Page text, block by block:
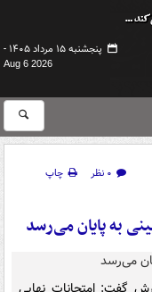
پنجشنبه ۱۵ مرداد ۱۴۰۵ -
Aug 6 2026
۰ نظر
چاپ
به پایان می‌رسد